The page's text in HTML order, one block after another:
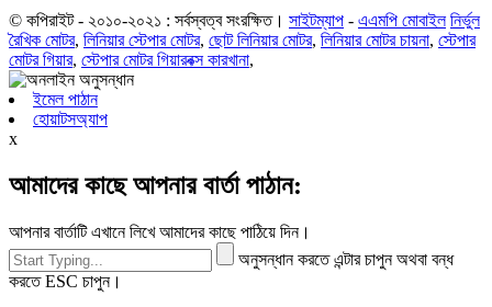
© কপিরাইট - ২০১০-২০২১ : সর্বস্বত্ব সংরক্ষিত। সাইটম্যাপ - এএমপি মোবাইল নির্ভুল
রৈখিক মোটর, লিনিয়ার স্টেপার মোটর, ছোট লিনিয়ার মোটর, লিনিয়ার মোটর চায়না, স্টেপার
মোটর গিয়ার, স্টেপার মোটর গিয়ারবক্স কারখানা,
ইমেল পাঠান
হোয়াটসঅ্যাপ
x
আমাদের কাছে আপনার বার্তা পাঠান:
আপনার বার্তাটি এখানে লিখে আমাদের কাছে পাঠিয়ে দিন।
অনুসন্ধান করতে এন্টার চাপুন অথবা বন্ধ
করতে ESC চাপুন।